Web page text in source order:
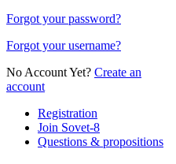
Forgot your password?
Forgot your username?
No Account Yet? Create an
account
Registration
Join Sovet-8
Questions & propositions